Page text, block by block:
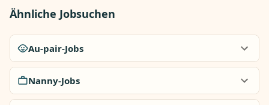
Ähnliche Jobsuchen
Au-pair-Jobs
Nanny-Jobs